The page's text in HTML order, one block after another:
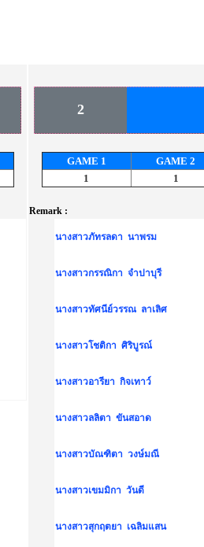
2
GAME 1 GAME 2
1
1
Remark :
นางสาวภัทรลดา นาพรม
นางสาวกรรณิกา จำปาบุรี
นางสาวทัศนีย์วรรณ ลาเลิศ
นางสาวโชติกา ศิริบูรณ์
นางสาวอารียา กิจเทาว์
นางสาวลลิตา ขันสอาด
นางสาวบัณฑิตา วงษ์มณี
นางสาวเขมมิกา วันดี
นางสาวสุกฤตยา เฉลิมแสน